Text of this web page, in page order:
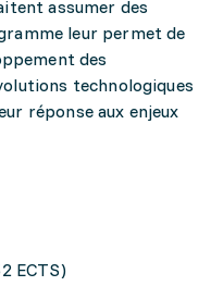
assumer des
leur permet de
des
technologiques
réponse aux enjeux
ECTS)